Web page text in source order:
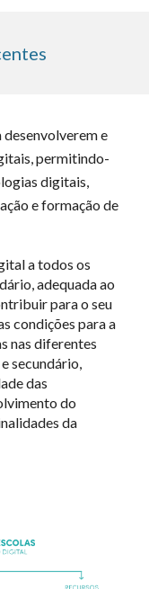
e
permitindo-
digitais,
e formação de
a todos os
adequada ao
para o seu
condições para a
nas diferentes
secundário,
das
do
da